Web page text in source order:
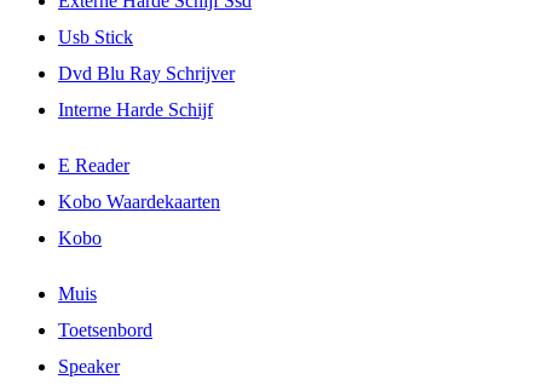
Usb Stick
Dvd Blu Ray Schrijver
Interne Harde Schijf
E Reader
Kobo Waardekaarten
Kobo
Muis
Toetsenbord
Speaker